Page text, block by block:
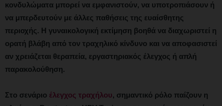
κονδυλώματα μπορεί να εμφανιστούν, να υποτροπιάσουν ή
να μπερδευτούν με άλλες παθήσεις της ευαίσθητης
περιοχής. Η γυναικολογική εκτίμηση βοηθά να διαχωριστεί η
ορατή βλάβη από τον τραχηλικό κίνδυνο και να αποφασιστεί
αν χρειάζεται θεραπεία, εργαστηριακός έλεγχος ή απλή
παρακολούθηση.
Στο σενάριο έλεγχος τραχήλου, σημαντικό ρόλο παίζουν η